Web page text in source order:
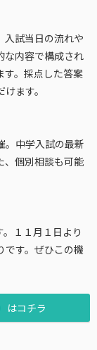
入試当日の流れや
な内容で構成され
す。採点した答案
ます。
。中学入試の最新
、個別相談も可能
１１月１日より
です。ぜひこの機
はコチラ